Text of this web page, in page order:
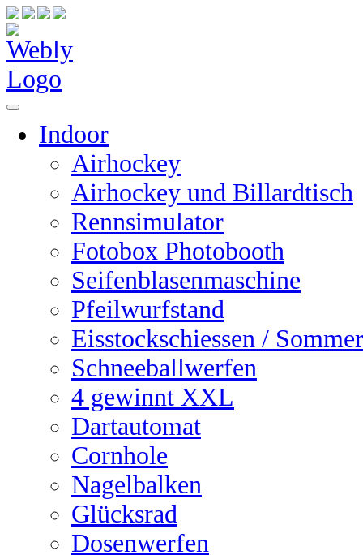
Indoor
Airhockey
Airhockey und Billardtisch
Rennsimulator
Fotobox Photobooth
Seifenblasenmaschine
Pfeilwurfstand
Eisstockschiessen /
Schneeballwerfen
4 gewinnt XXL
Dartautomat
Cornhole
Nagelbalken
Glücksrad
Dosenwerfen